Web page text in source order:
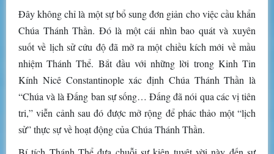
Đây không chỉ là một sự bổ sung đơn giản cho việc cầu khẩn
Chúa Thánh Thần. Đó là một cái nhìn bao quát và xuyên
suốt về lịch sử cứu độ đã mở ra một chiều kích mới về mầu
nhiệm Thánh Thể. Bắt đầu với những lời trong Kinh Tin
Kính Nicê Constantinople xác định Chúa Thánh Thần là
“Chúa và là Đấng ban sự sống… Đấng đã nói qua các vị tiên
tri,” viễn cảnh sau đó được mở rộng để phác thảo một “lịch
sử” thực sự về hoạt động của Chúa Thánh Thần.